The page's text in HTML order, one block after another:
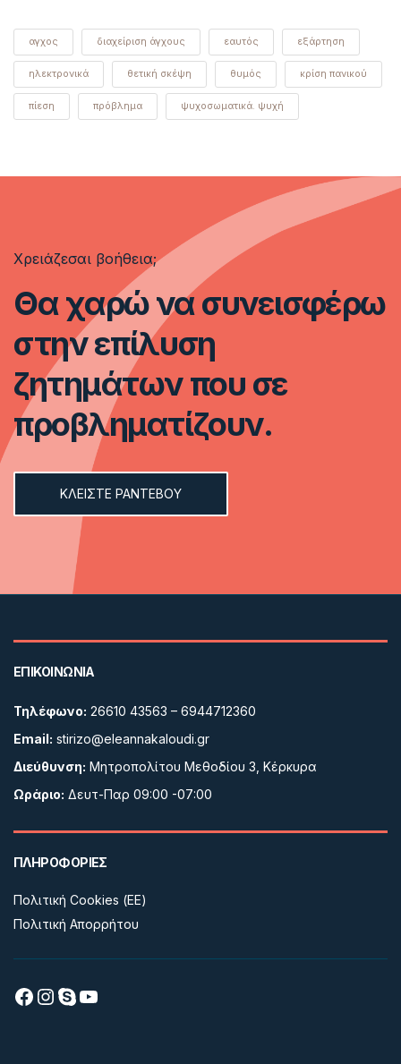
αγχος διαχείριση άγχους εαυτός εξάρτηση
ηλεκτρονικά θετική σκέψη θυμός κρίση πανικού
πίεση πρόβλημα ψυχοσωματικά. ψυχή
Χρειάζεσαι βοήθεια;
Θα χαρώ να συνεισφέρω
στην επίλυση
ζητημάτων που σε
προβληματίζουν.
ΚΛΕΙΣTΕ ΡΑΝΤΕΒΟΥ
ΕΠΙΚΟΙΝΩΝΙΑ
Τηλέφωνο: 26610 43563 – 6944712360
Email: stirizo@eleannakaloudi.gr
Διεύθυνση: Μητροπολίτου Μεθοδίου 3, Κέρκυρα
Ωράριο: Δευτ-Παρ 09:00 -07:00
ΠΛΗΡΟΦΟΡΙΕΣ
Πολιτική Cookies (ΕΕ)
Πολιτική Απορρήτου
Facebook
Instagram
Skype
YouTube